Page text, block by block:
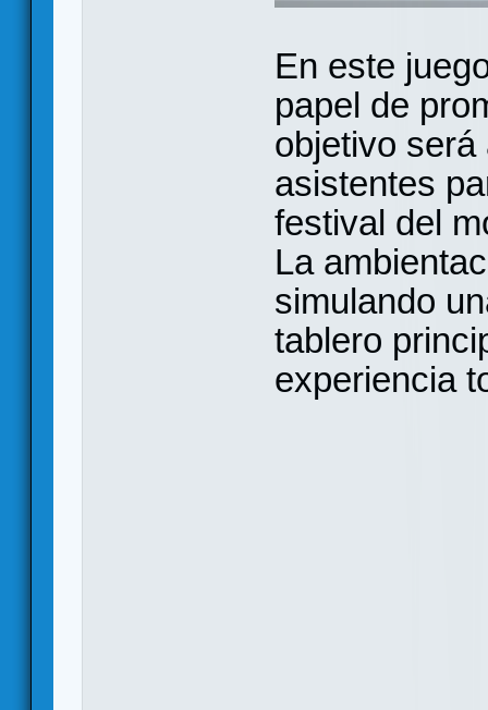
En este
papel de
objetivo
asistentes
festival del
La
simulando
tablero
experiencia